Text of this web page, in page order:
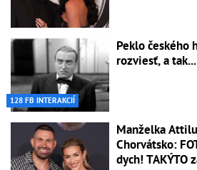
128 FB INTERAKCIÍ
Peklo českého
rozviesť, a
Manželka
Chorvátsko:
dych! TAKÝTO